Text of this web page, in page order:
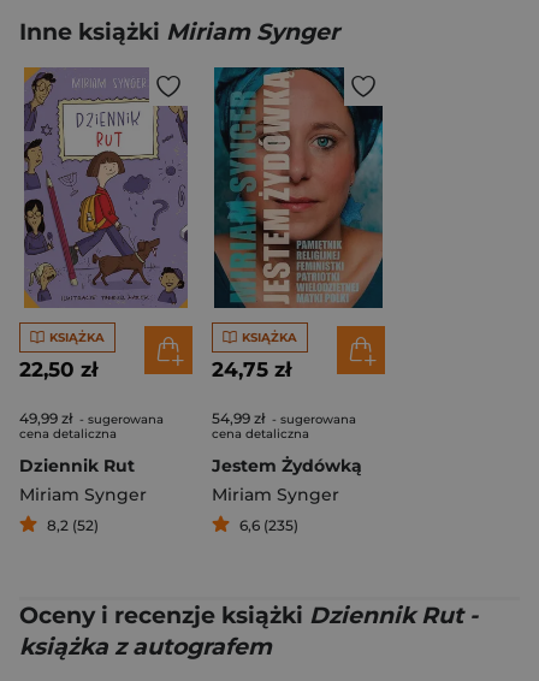
Inne książki Miriam Synger
KSIĄŻKA
22,50 zł
49,99 zł - sugerowana
cena detaliczna
Dziennik Rut
Miriam Synger
8,2 (52)
KSIĄŻKA
24,75 zł
54,99 zł - sugerowana
cena detaliczna
Jestem Żydówką
Miriam Synger
6,6 (235)
Oceny i recenzje książki Dziennik Rut -
książka z autografem